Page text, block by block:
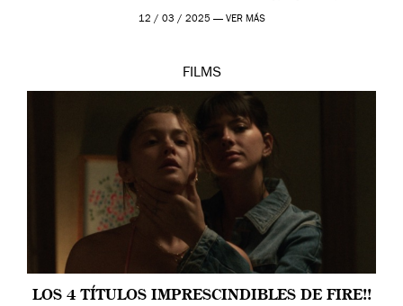
la artista, […]
12 / 03 / 2025 — VER MÁS
FILMS
LOS 4 TÍTULOS IMPRESCINDIBLES DE FIRE!!